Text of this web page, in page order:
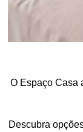
O Espaço Casa
Descubra